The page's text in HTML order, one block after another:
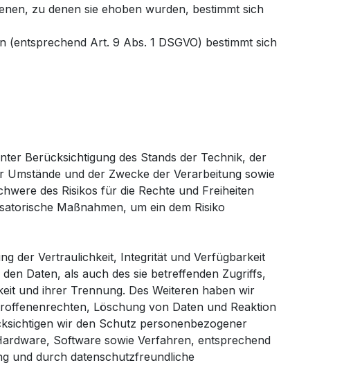
zu denen sie ehoben wurden, bestimmt sich
Art. 9 Abs. 1 DSGVO) bestimmt sich
Berücksichtigung des Stands der Technik, der
und der Zwecke der Verarbeitung sowie
des Risikos für die Rechte und Freiheiten
Maßnahmen, um ein dem Risiko
der Vertraulichkeit, Integrität und Verfügbarkeit
Daten, als auch des sie betreffenden Zugriffs,
und ihrer Trennung. Des Weiteren haben wir
Löschung von Daten und Reaktion
wir den Schutz personenbezogener
Software sowie Verfahren, entsprechend
und durch datenschutzfreundliche